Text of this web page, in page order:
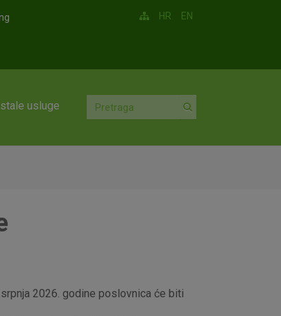
HR EN
usluge
2026. godine poslovnica će biti